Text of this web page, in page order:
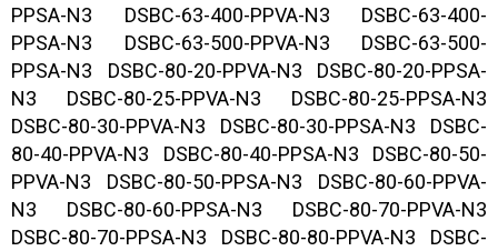
PPSA-N3 DSBC-63-400-PPVA-N3 DSBC-63-400-
PPSA-N3 DSBC-63-500-PPVA-N3 DSBC-63-500-
PPSA-N3 DSBC-80-20-PPVA-N3 DSBC-80-20-PPSA-
N3 DSBC-80-25-PPVA-N3 DSBC-80-25-PPSA-N3
DSBC-80-30-PPVA-N3 DSBC-80-30-PPSA-N3 DSBC-
80-40-PPVA-N3 DSBC-80-40-PPSA-N3 DSBC-80-50-
PPVA-N3 DSBC-80-50-PPSA-N3 DSBC-80-60-PPVA-
N3 DSBC-80-60-PPSA-N3 DSBC-80-70-PPVA-N3
DSBC-80-70-PPSA-N3 DSBC-80-80-PPVA-N3 DSBC-